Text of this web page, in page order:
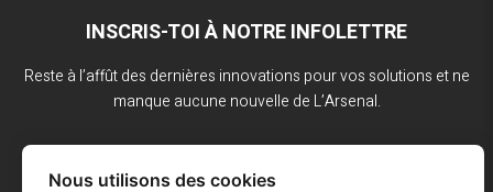
INSCRIS-TOI À NOTRE INFOLETTRE
Reste à l’affût des dernières innovations pour vos solutions et ne
manque aucune nouvelle de L’Arsenal.
Nous utilisons des cookies